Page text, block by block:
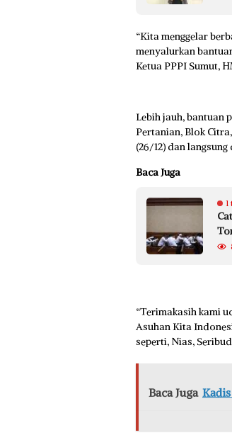
“Kita menggelar
menyalurkan
Ketua PPPI Sumut,
Lebih jauh, bantuan
Pertanian, Blok
(26/12) dan
Baca Juga
1
“Terimakasih kami
Asuhan Kita
seperti, Nias,
Baca Juga